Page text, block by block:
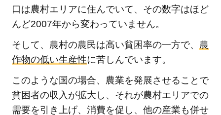
口は農村エリアに住んでいて、その数字はほど
んど2007年から変わっていません。
そして、農村の農民は高い貧困率の一方で、 農
作物の低い生産性に苦しんでいます。
このような国の場合、農業を発展させることで
貧困者の収入が拡大し、それが農村エリアでの
需要を引き上げ、消費を促し、他の産業も併せ